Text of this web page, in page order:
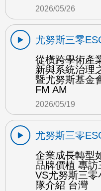
2026/05/26
尤努斯三零
從橫跨學術產
新與系統治理
暨尤努斯基金
FM AM
2026/05/19
尤努斯三零
企業成長轉型
品牌價植 專
VS尤努斯三零
隊介紹 台灣